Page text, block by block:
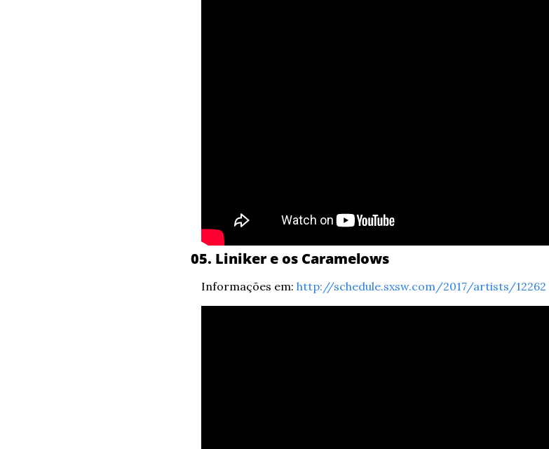
05. Liniker e os Caramelows
Informações em: http://schedule.sxsw.com/2017/artists/12262